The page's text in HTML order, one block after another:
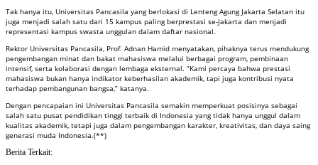
Tak hanya itu, Universitas Pancasila yang berlokasi di Lenteng Agung Jakarta Selatan itu
juga menjadi salah satu dari 15 kampus paling berprestasi se-Jakarta dan menjadi
representasi kampus swasta unggulan dalam daftar nasional.
Rektor Universitas Pancasila, Prof. Adnan Hamid menyatakan, pihaknya terus mendukung
pengembangan minat dan bakat mahasiswa melalui berbagai program, pembinaan
intensif, serta kolaborasi dengan lembaga eksternal. “Kami percaya bahwa prestasi
mahasiswa bukan hanya indikator keberhasilan akademik, tapi juga kontribusi nyata
terhadap pembangunan bangsa,” katanya.
Dengan pencapaian ini Universitas Pancasila semakin memperkuat posisinya sebagai
salah satu pusat pendidikan tinggi terbaik di Indonesia yang tidak hanya unggul dalam
kualitas akademik, tetapi juga dalam pengembangan karakter, kreativitas, dan daya saing
generasi muda Indonesia.(**)
Berita Terkait: